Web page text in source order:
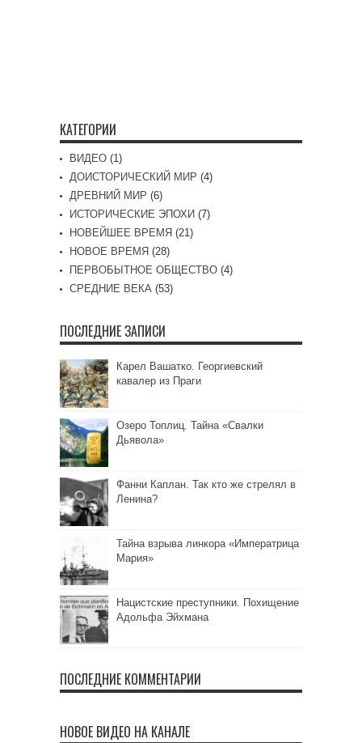
КАТЕГОРИИ
ВИДЕО (1)
ДОИСТОРИЧЕСКИЙ МИР (4)
ДРЕВНИЙ МИР (6)
ИСТОРИЧЕСКИЕ ЭПОХИ (7)
НОВЕЙШЕЕ ВРЕМЯ (21)
НОВОЕ ВРЕМЯ (28)
ПЕРВОБЫТНОЕ ОБЩЕСТВО (4)
СРЕДНИЕ ВЕКА (53)
ПОСЛЕДНИЕ ЗАПИСИ
Карел Вашатко. Георгиевский
кавалер из Праги
Озеро Топлиц. Тайна «Свалки
Дьявола»
Фанни Каплан. Так кто же стрелял в
Ленина?
Тайна взрыва линкора «Императрица
Мария»
Нацистские преступники. Похищение
Адольфа Эйхмана
ПОСЛЕДНИЕ КОММЕНТАРИИ
НОВОЕ ВИДЕО НА КАНАЛЕ